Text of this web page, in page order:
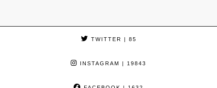
TWITTER | 85
INSTAGRAM | 19843